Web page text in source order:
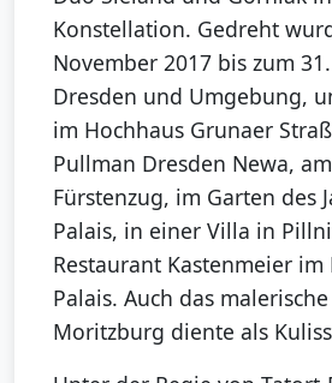
Konstellation. Gedreht
November 2017 bis zum
Dresden und Umgebung,
im Hochhaus Grunaer
Pullman Dresden Newa,
Fürstenzug, im Garten des
Palais, in einer Villa in
Restaurant Kastenmeier
Palais. Auch das
Moritzburg diente als